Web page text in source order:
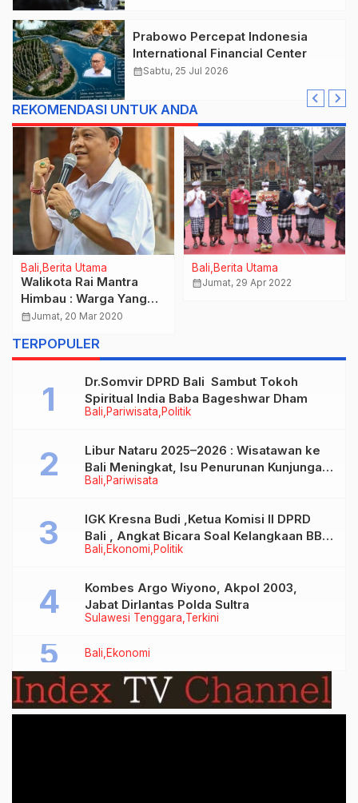
Prabowo Percepat Indonesia
International Financial Center
calendar_monthSabtu, 25 Jul 2026
REKOMENDASI UNTUK ANDA
Bali Berita Utama
Walikota Rai Mantra
Himbau : Warga Yang
Baru Datang Dari Luar
Negeri , Isolasi Mandiri
calendar_monthJumat, 20 Mar 2020
Bali Berita Utama
calendar_monthJumat, 29 Apr 2022
TERPOPULER
Bali Pariwisata Politik
Dr.Somvir DPRD Bali Sambut Tokoh
Spiritual India Baba Bageshwar Dham
Bali Pariwisata
Libur Nataru 2025–2026 : Wisatawan ke
Bali Meningkat, Isu Penurunan Kunjungan
Tidak Benar
Bali Ekonomi Politik
IGK Kresna Budi ,Ketua Komisi II DPRD
Bali , Angkat Bicara Soal Kelangkaan BBM
Bersubsidi Jenis Solar
Sulawesi Tenggara Terkini
Kombes Argo Wiyono, Akpol 2003,
Jabat Dirlantas Polda Sultra
Bali Ekonomi